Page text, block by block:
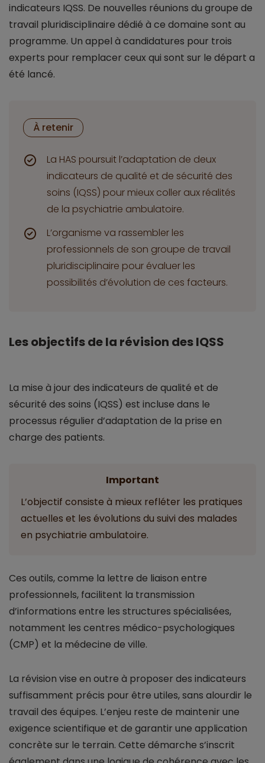
indicateurs IQSS. De nouvelles réunions du groupe de
travail pluridisciplinaire dédié à ce domaine sont au
programme. Un appel à candidatures pour trois
experts pour remplacer ceux qui sont sur le départ a
été lancé.
À retenir
La HAS poursuit l’adaptation de deux
indicateurs de qualité et de sécurité des
soins (IQSS) pour mieux coller aux réalités
de la psychiatrie ambulatoire.
L’organisme va rassembler les
professionnels de son groupe de travail
pluridisciplinaire pour évaluer les
possibilités d’évolution de ces facteurs.
Les objectifs de la révision des IQSS
La mise à jour des indicateurs de qualité et de
sécurité des soins (IQSS) est incluse dans le
processus régulier d’adaptation de la prise en
charge des patients.
Important
L’objectif consiste à mieux refléter les pratiques
actuelles et les évolutions du suivi des malades
en psychiatrie ambulatoire.
Ces outils, comme la lettre de liaison entre
professionnels, facilitent la transmission
d’informations entre les structures spécialisées,
notamment les centres médico-psychologiques
(CMP) et la médecine de ville.
La révision vise en outre à proposer des indicateurs
suffisamment précis pour être utiles, sans alourdir le
travail des équipes. L’enjeu reste de maintenir une
exigence scientifique et de garantir une application
concrète sur le terrain. Cette démarche s’inscrit